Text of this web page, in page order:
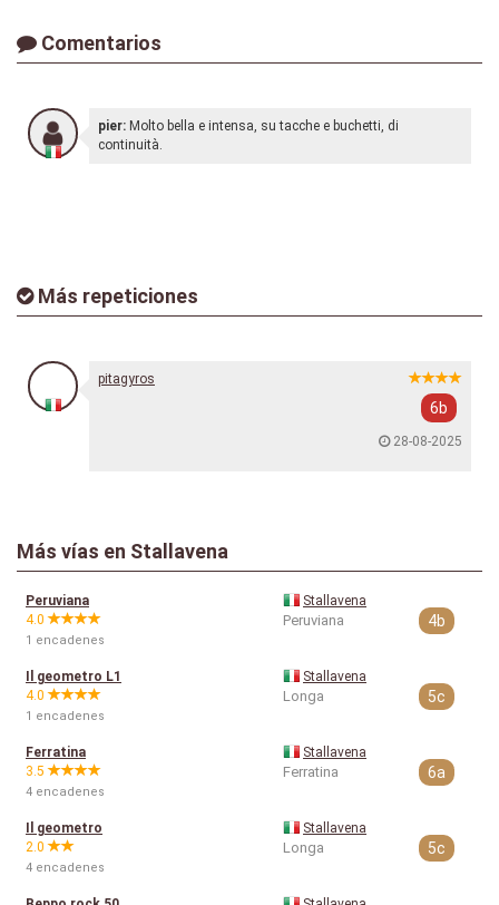
Comentarios
pier: Molto bella e intensa, su tacche e buchetti, di
continuità.
Más repeticiones
pitagyros
6b
28-08-2025
Más vías en Stallavena
Peruviana
4.0
1 encadenes
Stallavena
Peruviana 4b
Il geometro L1
4.0
1 encadenes
Stallavena
Longa 5c
Ferratina
3.5
4 encadenes
Stallavena
Ferratina 6a
Il geometro
2.0
4 encadenes
Stallavena
Longa 5c